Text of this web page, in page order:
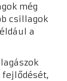
még
csillagok
a
fejlődését,